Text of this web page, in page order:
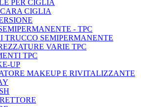
PER CIGLIA
CIGLIA
- TPC
TRUCCO SEMIPERMANENTE
VARIE TPC
TPC
UP
MAKEUP E RIVITALIZZANTE